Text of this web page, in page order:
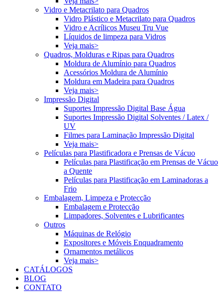
Vidro e Metacrilato para Quadros
Vidro Plástico e Metacrilato para Quadros
Vidro e Acrílicos Museu Tru Vue
Líquidos de limpeza para Vidros
Veja mais>
Quadros, Molduras e Ripas para Quadros
Moldura de Alumínio para Quadros
Acessórios Moldura de Alumínio
Moldura em Madeira para Quadros
Veja mais>
Impressão Digital
Suportes Impressão Digital Base Água
Suportes Impressão Digital Solventes / Latex /
UV
Filmes para Laminação Impressão Digital
Veja mais>
Películas para Plastificadora e Prensas de Vácuo
Películas para Plastificação em Prensas de Vácuo
a Quente
Películas para Plastificação em Laminadoras a
Frio
Embalagem, Limpeza e Protecção
Embalagem e Protecção
Limpadores, Solventes e Lubrificantes
Outros
Máquinas de Relógio
Expositores e Móveis Enquadramento
Ornamentos metálicos
Veja mais>
CATÁLOGOS
BLOG
CONTATO